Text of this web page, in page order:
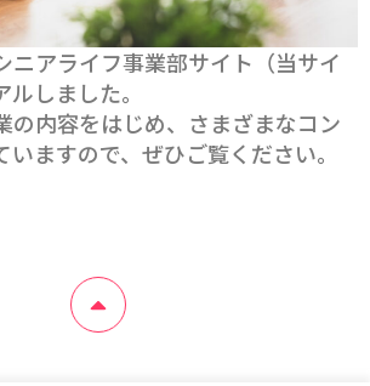
ニアライフ事業部サイト（当サイ
しました。
の内容をはじめ、さまざまなコン
ますので、ぜひご覧ください。